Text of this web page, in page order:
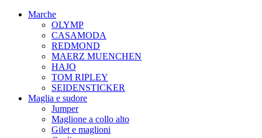
Marche
OLYMP
CASAMODA
REDMOND
MAERZ MUENCHEN
HAJO
TOM RIPLEY
SEIDENSTICKER
Maglia e sudore
Jumper
Maglione a collo alto
Gilet e maglioni